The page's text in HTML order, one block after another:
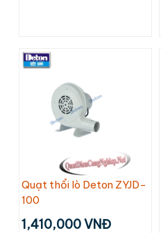
Quạt thổi lò Deton ZYJD-
100
1,410,000 VNĐ